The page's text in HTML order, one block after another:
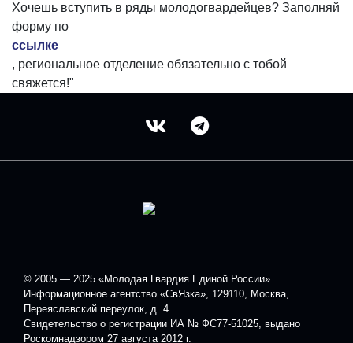
Хочешь вступить в ряды молодогвардейцев? Заполняй
форму по
ссылке
, региональное отделение обязательно с тобой
свяжется!"
© 2005 — 2025 «Молодая Гвардия Единой России».
Информационное агентство «СвЯзка», 129110, Москва,
Переяславский переулок, д. 4.
Свидетельство о регистрации ИА № ФС77-51025, выдано
Роскомнадзором 27 августа 2012 г.